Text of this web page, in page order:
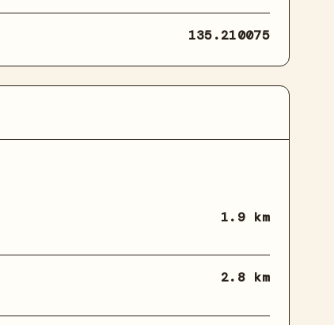
135.210075
1.9 km
2.8 km